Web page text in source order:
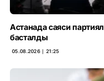
Астанада саяси
басталды
05.08.2026 ∣ 21:25